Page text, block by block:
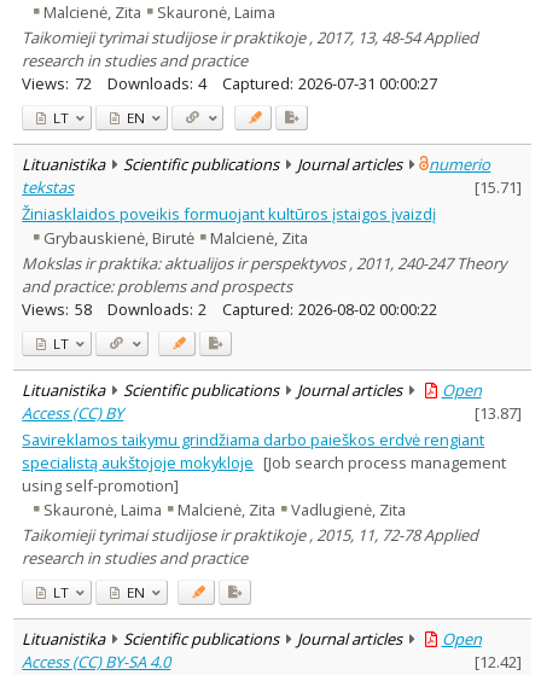
Malcienė, Zita
Skauronė, Laima
Taikomieji tyrimai studijose ir praktikoje , 2017, 13, 48-54 Applied
research in studies and practice
Views: 72 Downloads: 4 Captured: 2026-07-31 00:00:27
LT EN
Lituanistika Scientific publications Journal articles
numerio
tekstas
[15.71]
Žiniasklaidos poveikis formuojant kultūros įstaigos įvaizdį
Grybauskienė, Birutė
Malcienė, Zita
Mokslas ir praktika: aktualijos ir perspektyvos , 2011, 240-247 Theory
and practice: problems and prospects
Views: 58 Downloads: 2 Captured: 2026-08-02 00:00:22
LT
Lituanistika Scientific publications Journal articles
Open
Access (CC) BY
[13.87]
Savireklamos taikymu grindžiama darbo paieškos erdvė rengiant
specialistą aukštojoje mokykloje [Job search process management
using self-promotion]
Skauronė, Laima
Malcienė, Zita
Vadlugienė, Zita
Taikomieji tyrimai studijose ir praktikoje , 2015, 11, 72-78 Applied
research in studies and practice
LT EN
Lituanistika Scientific publications Journal articles
Open
Access (CC) BY-SA 4.0
[12.42]